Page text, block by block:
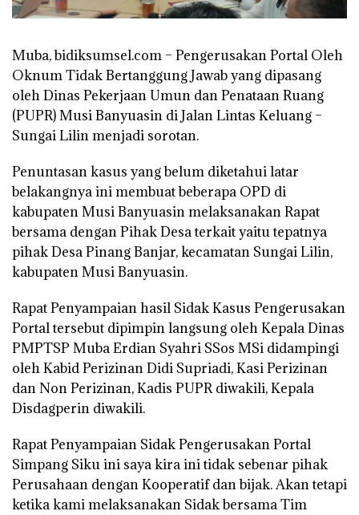
Muba, bidiksumsel.com – Pengerusakan Portal Oleh
Oknum Tidak Bertanggung Jawab yang dipasang
oleh Dinas Pekerjaan Umun dan Penataan Ruang
(PUPR) Musi Banyuasin di Jalan Lintas Keluang –
Sungai Lilin menjadi sorotan.
Penuntasan kasus yang belum diketahui latar
belakangnya ini membuat beberapa OPD di
kabupaten Musi Banyuasin melaksanakan Rapat
bersama dengan Pihak Desa terkait yaitu tepatnya
pihak Desa Pinang Banjar, kecamatan Sungai Lilin,
kabupaten Musi Banyuasin.
Rapat Penyampaian hasil Sidak Kasus Pengerusakan
Portal tersebut dipimpin langsung oleh Kepala Dinas
PMPTSP Muba Erdian Syahri SSos MSi didampingi
oleh Kabid Perizinan Didi Supriadi, Kasi Perizinan
dan Non Perizinan, Kadis PUPR diwakili, Kepala
Disdagperin diwakili.
Rapat Penyampaian Sidak Pengerusakan Portal
Simpang Siku ini saya kira ini tidak sebenar pihak
Perusahaan dengan Kooperatif dan bijak. Akan tetapi
ketika kami melaksanakan Sidak bersama Tim